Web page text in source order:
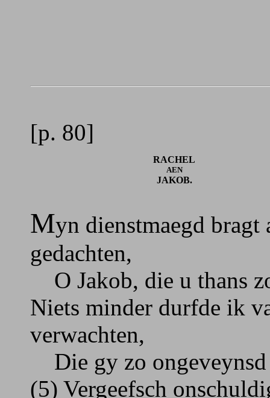
[p. 80]
RACHEL
AEN
JAKOB.
Myn dienstmaegd
gedachten,
O Jakob, die u thans
Niets minder durfde ik
verwachten,
Die gy zo ongeveynsd
(5) Vergeefsch